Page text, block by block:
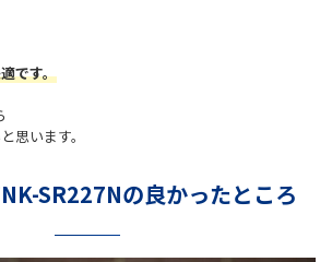
です。
思います。
SR227Nの良かったところ